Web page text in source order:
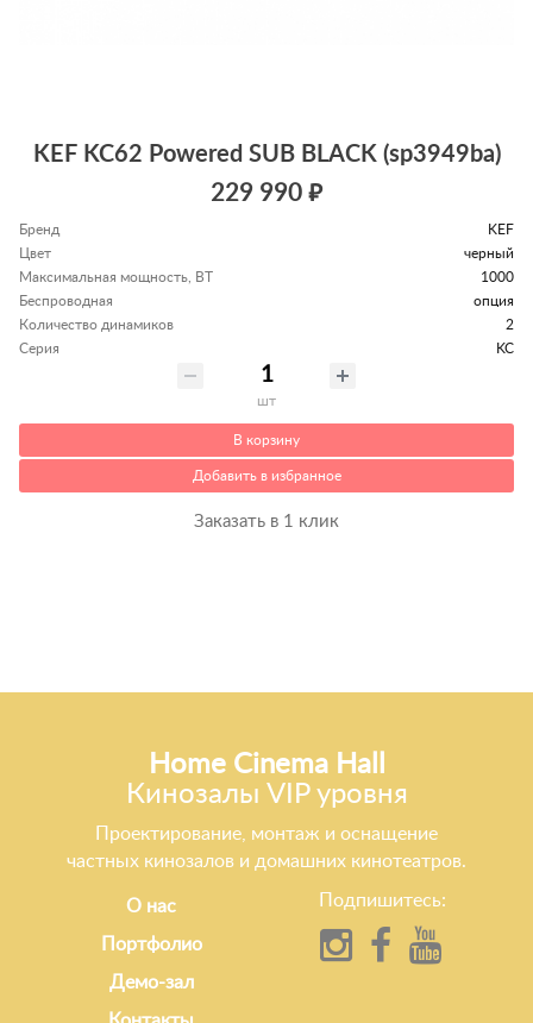
KEF KC62 Powered SUB BLACK (sp3949ba)
229 990 ₽
Бренд
KEF
Цвет
черный
Максимальная мощность, ВТ
1000
Беспроводная
опция
Количество динамиков
2
Серия
KC
шт
В корзину
Добавить в избранное
Заказать в 1 клик
Home Cinema Hall
Кинозалы VIP уровня
Проектирование, монтаж и оснащение
частных кинозалов и домашних кинотеатров.
О нас
Портфолио
Демо-зал
Подпишитесь: